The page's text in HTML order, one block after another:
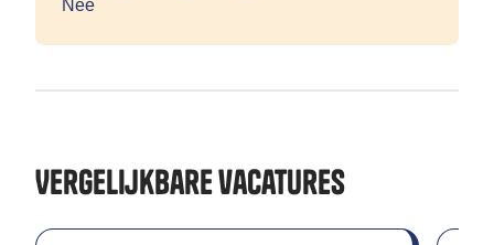
Nee
Vergelijkbare vacatures